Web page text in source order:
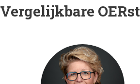
Vergelijkbare